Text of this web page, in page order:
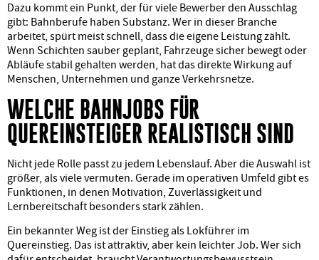
Dazu kommt ein Punkt, der für viele Bewerber den Ausschlag
gibt: Bahnberufe haben Substanz. Wer in dieser Branche
arbeitet, spürt meist schnell, dass die eigene Leistung zählt.
Wenn Schichten sauber geplant, Fahrzeuge sicher bewegt oder
Abläufe stabil gehalten werden, hat das direkte Wirkung auf
Menschen, Unternehmen und ganze Verkehrsnetze.
WELCHE BAHNJOBS FÜR
QUEREINSTEIGER REALISTISCH SIND
Nicht jede Rolle passt zu jedem Lebenslauf. Aber die Auswahl ist
größer, als viele vermuten. Gerade im operativen Umfeld gibt es
Funktionen, in denen Motivation, Zuverlässigkeit und
Lernbereitschaft besonders stark zählen.
Ein bekannter Weg ist der Einstieg als Lokführer im
Quereinstieg. Das ist attraktiv, aber kein leichter Job. Wer sich